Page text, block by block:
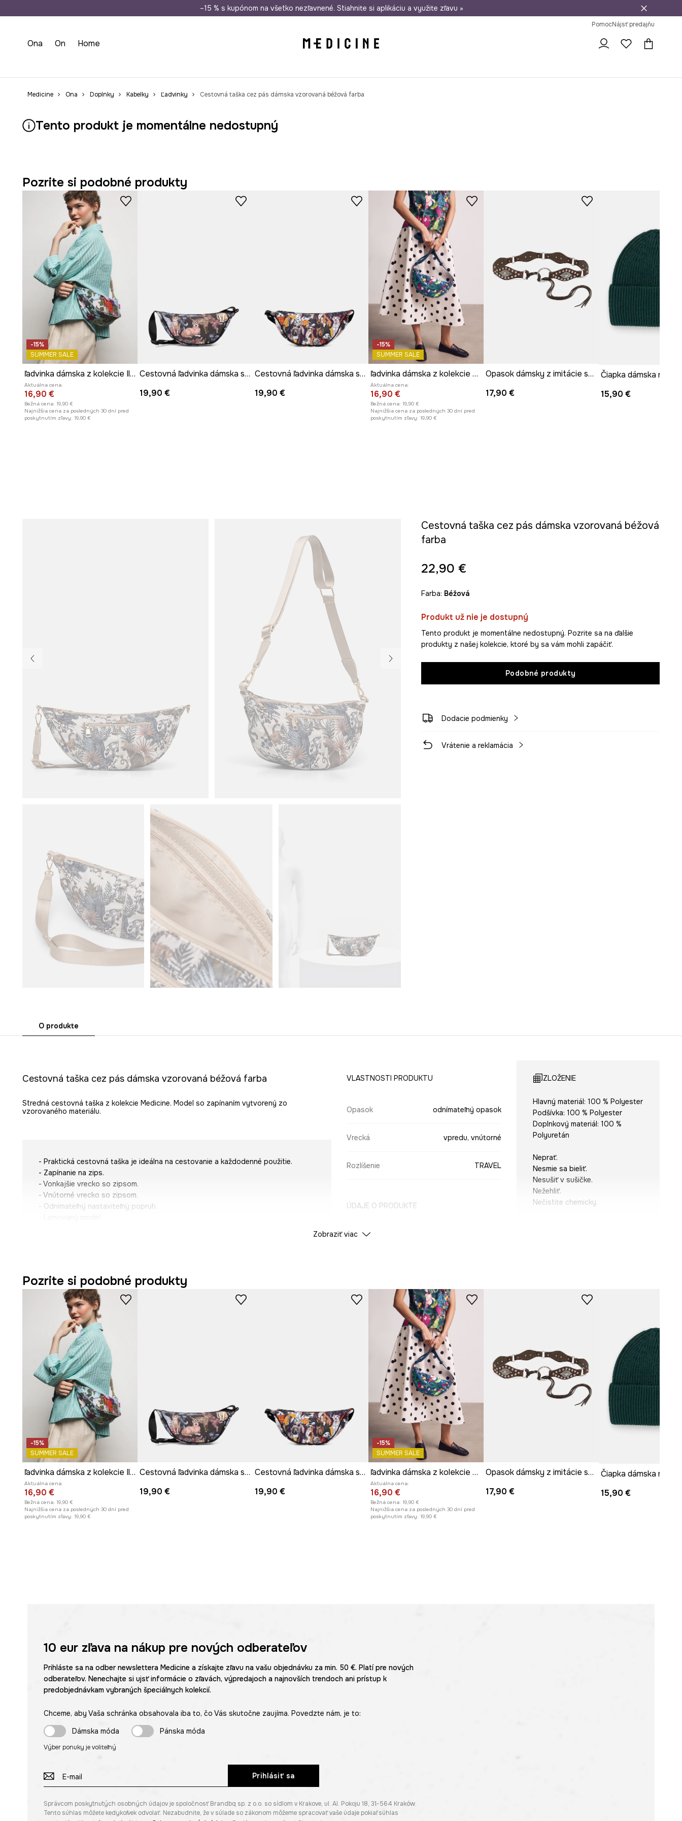
Doprava zadarmo od 50 € Odoslanie aj do 24 hodín 30 dní na vrátenie tovaru
–15 % s kupónom na všetko nezľavnené. Stiahnite si aplikáciu a využite zľavu »
PomocNájsť predajňu
Ona On Home
Medicine Ona Doplnky Kabelky Ľadvinky Cestovná taška cez pás dámska vzorovaná béžová farba
Tento produkt je momentálne nedostupný
Pozrite si podobné produkty
-15%
SUMMER SALE
ľadvinka dámska z kolekcie Ilona Tambor x Medicine
Aktuálna cena:
16,90 €
Bežná cena: 19,90 €
Najnižšia cena za posledných 30 dní pred
poskytnutím zľavy: 19,90 €
Cestovná ľadvinka dámska so zvieracím motívom
19,90 €
Cestovná ľadvinka dámska so zvieracím motívom
19,90 €
-15%
SUMMER SALE
ľadvinka dámska z kolekcie Kit Mizeres x Medicine
Aktuálna cena:
16,90 €
Bežná cena: 19,90 €
Najnižšia cena za posledných 30 dní pred
poskytnutím zľavy: 19,90 €
Opasok dámsky z imitácie semišu
17,90 €
15,90 €
Cestovná taška cez pás dámska vzorovaná béžová
farba
22,90 €
Farba: béžová
Produkt už nie je dostupný
Tento produkt je momentálne nedostupný. Pozrite sa na ďalšie
produkty z našej kolekcie, ktoré by sa vám mohli zapáčiť.
Podobné produkty
Dodacie podmienky
Vrátenie a reklamácia
O produkte
Cestovná taška cez pás dámska vzorovaná béžová farba
Stredná cestovná taška z kolekcie Medicine. Model so zapínaním vytvorený zo
vzorovaného materiálu.
- Praktická cestovná taška je ideálna na cestovanie a každodenné použitie.
- Zapínanie na zips.
- Vonkajšie vrecko so zipsom.
- Vnútorné vrecko so zipsom.
- Odnímateľný nastaviteľný popruh.
- Spodná šírka: 20 cm.
VLASTNOSTI PRODUKTU
Opasok odnímateľný opasok
Vrecká vpredu, vnútorné
Rozlíšenie TRAVEL
ÚDAJE O PRODUKTE
Farba
ZLOŽENIE
Hlavný materiál: 100 % Polyester
Podšívka: 100 % Polyester
Doplnkový materiál: 100 %
Polyuretán
Neprať.
Nesmie sa bieliť.
Nesušiť v sušičke.
Nežehliť.
Nečistite chemicky.
Zobraziť viac
Pozrite si podobné produkty
-15%
SUMMER SALE
ľadvinka dámska z kolekcie Ilona Tambor x Medicine
Aktuálna cena:
16,90 €
Bežná cena: 19,90 €
Najnižšia cena za posledných 30 dní pred
poskytnutím zľavy: 19,90 €
Cestovná ľadvinka dámska so zvieracím motívom
19,90 €
Cestovná ľadvinka dámska so zvieracím motívom
19,90 €
-15%
SUMMER SALE
ľadvinka dámska z kolekcie Kit Mizeres x Medicine
Aktuálna cena:
16,90 €
Bežná cena: 19,90 €
Najnižšia cena za posledných 30 dní pred
poskytnutím zľavy: 19,90 €
Opasok dámsky z imitácie semišu
17,90 €
15,90 €
10 eurzľava na nákup pre nových odberateľov
Prihláste sa na odber newslettera Medicine a získajte zľavu na vašu objednávku za min. 50 €. Platí pre nových
odberateľov. Nenechajte si ujsť informácie o zľavách, výpredajoch a najnovších trendoch ani prístup k
predobjednávkam vybraných špeciálnych kolekcií.
Chceme, aby Vaša schránka obsahovala iba to, čo Vás skutočne zaujíma. Povedzte nám, je to:
Dámska móda
Pánska móda
Výber ponuky je voliteľný
Prihlásiť sa
Správcom poskytnutých osobných údajov je spoločnosť Brandbq sp. z o.o. so sídlom v Krakove, ul. Al. Pokoju 18, 31-564 Kraków.
Tento súhlas môžete kedykoľvek odvolať. Nezabudnite, že v súlade so zákonom môžeme spracovať vaše údaje pokiaľ súhlas